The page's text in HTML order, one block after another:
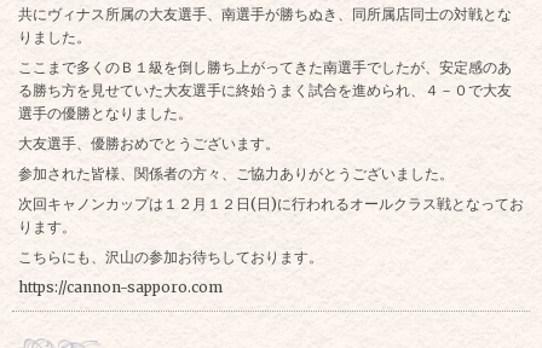
共にヴィナス所属の大友選手、南選手が勝ちぬき、同所属店同士の対戦とな
りました。
ここまで多くのＢ１級を倒し勝ち上がってきた南選手でしたが、安定感のあ
る勝ち方を見せていた大友選手に終始うまく試合を進められ、４－０で大友
選手の優勝となりました。
大友選手、優勝おめでとうございます。
参加された皆様、関係者の方々、ご協力ありがとうございました。
次回キャノンカップは１２月１２日(日)に行われるオールクラス戦となってお
ります。
こちらにも、沢山の参加お待ちしております。
https://cannon-sapporo.com